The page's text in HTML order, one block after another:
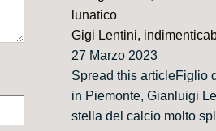
Gigi Lentini,
27 Marzo 2023
Spread this articleFiglio
in Piemonte, Gianluigi
stella del calcio molto